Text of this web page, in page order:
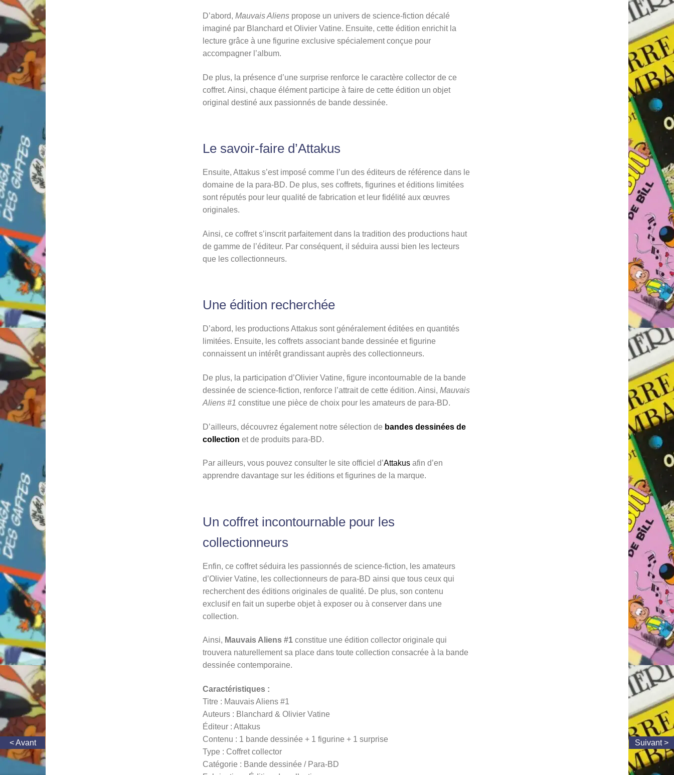
D’abord, Mauvais Alienspropose un univers de science-fiction décalé
imaginé par Blanchard et Olivier Vatine. Ensuite, cette édition enrichit la
lecture grâce à une figurine exclusive spécialement conçue pour
accompagner l’album.
De plus, la présence d’une surprise renforce le caractère collector de ce
coffret. Ainsi, chaque élément participe à faire de cette édition un objet
original destiné aux passionnés de bande dessinée.
Le savoir-faire d’Attakus
Ensuite, Attakus s’est imposé comme l’un des éditeurs de référence dans le
domaine de la para-BD. De plus, ses coffrets, figurines et éditions limitées
sont réputés pour leur qualité de fabrication et leur fidélité aux œuvres
originales.
Ainsi, ce coffret s’inscrit parfaitement dans la tradition des productions haut
de gamme de l’éditeur. Par conséquent, il séduira aussi bien les lecteurs
que les collectionneurs.
Une édition recherchée
D’abord, les productions Attakus sont généralement éditées en quantités
limitées. Ensuite, les coffrets associant bande dessinée et figurine
connaissent un intérêt grandissant auprès des collectionneurs.
De plus, la participation d’Olivier Vatine, figure incontournable de la bande
dessinée de science-fiction, renforce l’attrait de cette édition. Ainsi, Mauvais
Aliens #1 constitue une pièce de choix pour les amateurs de para-BD.
D’ailleurs, découvrez également notre sélection de bandes dessinées de
collection et de produits para-BD.
Par ailleurs, vous pouvez consulter le site officiel d’Attakusafin d’en
apprendre davantage sur les éditions et figurines de la marque.
Un coffret incontournable pour les
collectionneurs
Enfin, ce coffret séduira les passionnés de science-fiction, les amateurs
d’Olivier Vatine, les collectionneurs de para-BD ainsi que tous ceux qui
recherchent des éditions originales de qualité. De plus, son contenu
exclusif en fait un superbe objet à exposer ou à conserver dans une
collection.
Ainsi, Mauvais Aliens #1constitue une édition collector originale qui
trouvera naturellement sa place dans toute collection consacrée à la bande
dessinée contemporaine.
Caractéristiques :
Titre : Mauvais Aliens #1
Auteurs : Blanchard & Olivier Vatine
Éditeur : Attakus
Contenu : 1 bande dessinée + 1 figurine + 1 surprise
Type : Coffret collector
Catégorie : Bande dessinée / Para-BD